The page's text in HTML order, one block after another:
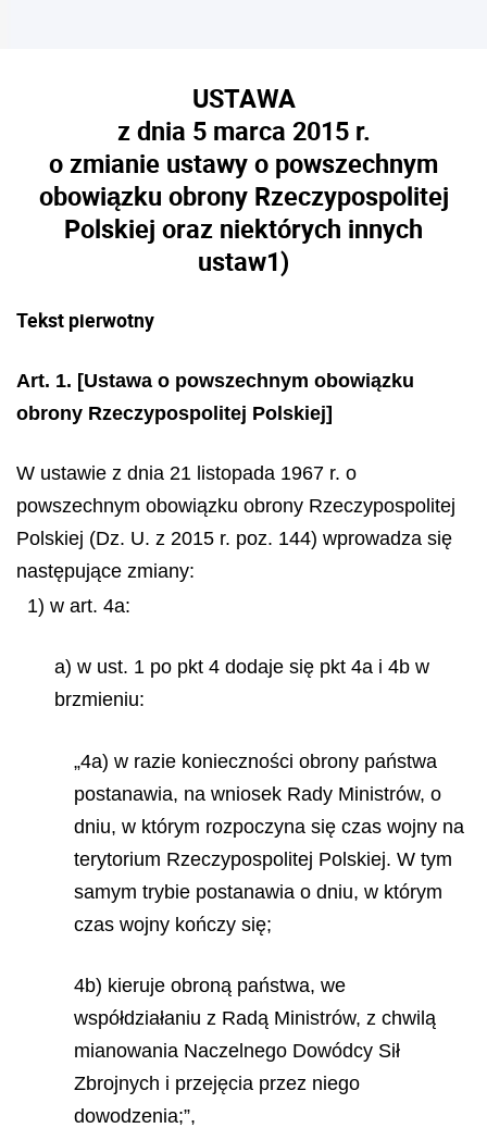
USTAWA
z dnia 5 marca 2015 r.
o zmianie ustawy o powszechnym
obowiązku obrony Rzeczypospolitej
Polskiej oraz niektórych innych
ustaw1)
Tekst pierwotny
Art. 1. [Ustawa o powszechnym obowiązku
obrony Rzeczypospolitej Polskiej]
W ustawie z dnia 21 listopada 1967 r. o
powszechnym obowiązku obrony Rzeczypospolitej
Polskiej (Dz. U. z 2015 r. poz. 144) wprowadza się
następujące zmiany:
1) w art. 4a:
a) w ust. 1 po pkt 4 dodaje się pkt 4a i 4b w
brzmieniu:
„4a) w razie konieczności obrony państwa
postanawia, na wniosek Rady Ministrów, o
dniu, w którym rozpoczyna się czas wojny na
terytorium Rzeczypospolitej Polskiej. W tym
samym trybie postanawia o dniu, w którym
czas wojny kończy się;
4b) kieruje obroną państwa, we
współdziałaniu z Radą Ministrów, z chwilą
mianowania Naczelnego Dowódcy Sił
Zbrojnych i przejęcia przez niego
dowodzenia;”,